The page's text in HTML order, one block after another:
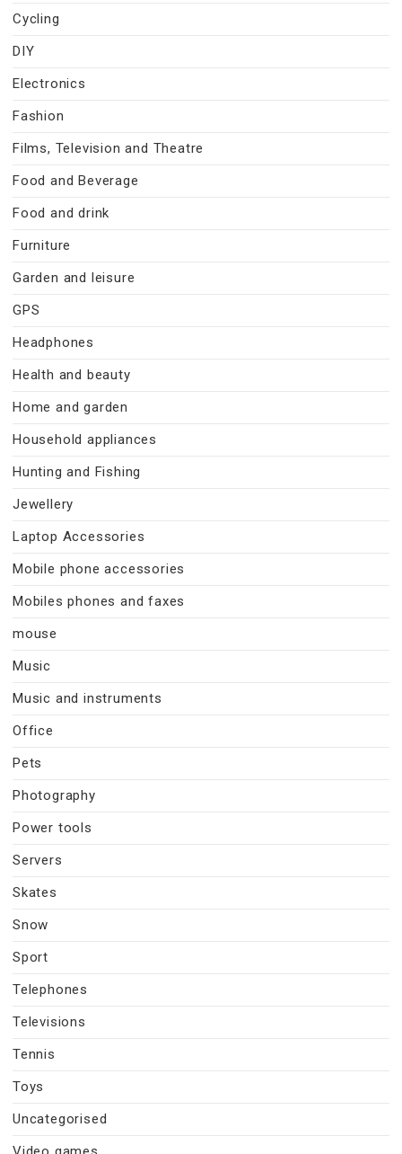
Cycling
DIY
Electronics
Fashion
Films, Television and Theatre
Food and Beverage
Food and drink
Furniture
Garden and leisure
GPS
Headphones
Health and beauty
Home and garden
Household appliances
Hunting and Fishing
Jewellery
Laptop Accessories
Mobile phone accessories
Mobiles phones and faxes
mouse
Music
Music and instruments
Office
Pets
Photography
Power tools
Servers
Skates
Snow
Sport
Telephones
Televisions
Tennis
Toys
Uncategorised